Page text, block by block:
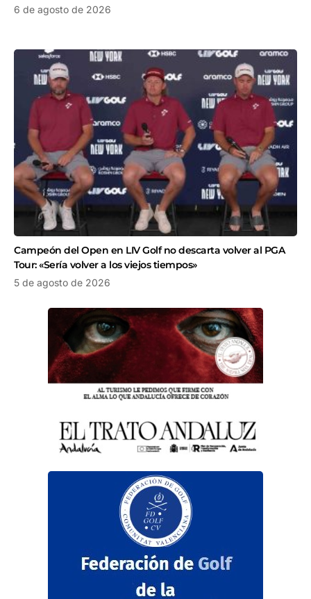
6 de agosto de 2026
Campeón del Open en LIV Golf no descarta volver al PGA
Tour: «Sería volver a los viejos tiempos»
5 de agosto de 2026